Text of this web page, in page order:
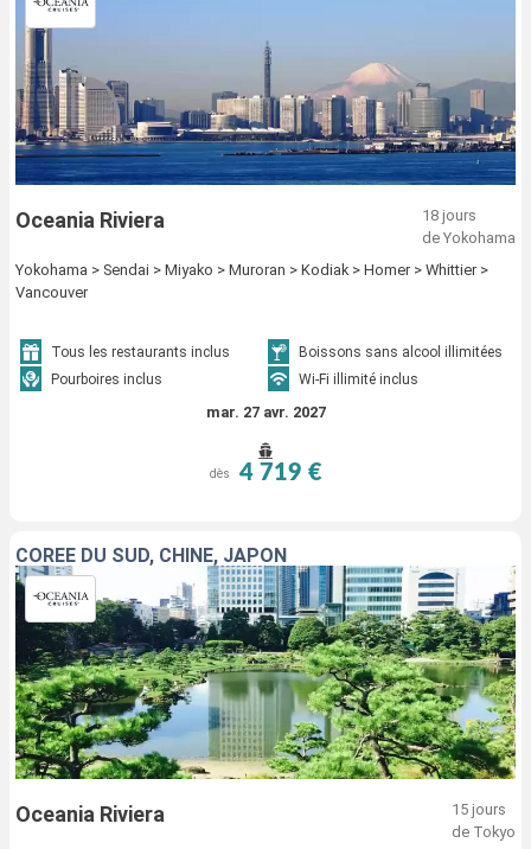
Oceania Riviera
18 jours
de Yokohama
Yokohama > Sendai > Miyako > Muroran > Kodiak > Homer > Whittier >
Vancouver
Tous les restaurants inclus
Boissons sans alcool illimitées
Pourboires inclus
Wi-Fi illimité inclus
mar. 27 avr. 2027
dès 4 719 €
CORÉE DU SUD, CHINE, JAPON
Oceania Riviera
15 jours
de Tokyo